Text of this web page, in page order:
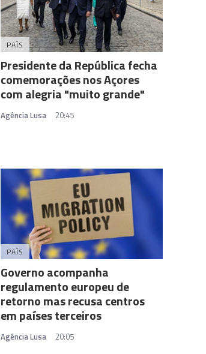
PAÍS
Presidente da República fecha
comemorações nos Açores
com alegria "muito grande"
Agência Lusa 20:45
PAÍS
Governo acompanha
regulamento europeu de
retorno mas recusa centros
em países terceiros
Agência Lusa 20:05